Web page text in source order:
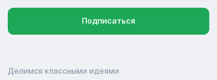
Подписаться
Делимся классными идеями